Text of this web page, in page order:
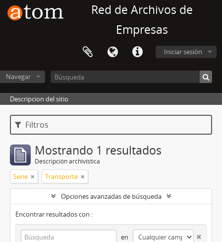
Red de Archivos de
Empresas
Iniciar sesión
Navegar
Descripcion del sitio
Filtros
Mostrando 1 resultados
Descripción archivística
Serie Transporte
Opciones avanzadas de búsqueda
Encontrar resultados con :
en